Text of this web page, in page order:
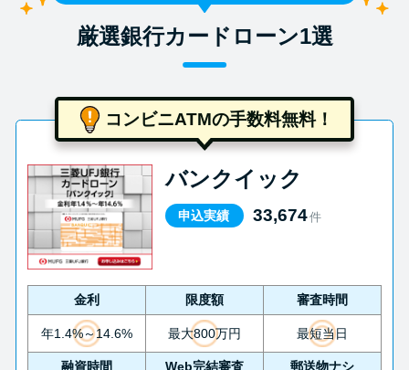
厳選銀行カードローン1選
コンビニATMの手数料無料！
バンクイック
申込実績 33,674件
金利 限度額 審査時間
年1.4%～14.6% 最大800万円 最短当日
融資時間 Web完結審査 郵送物ナシ